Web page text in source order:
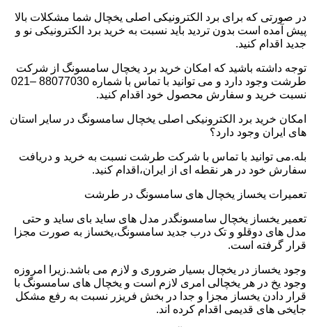
در صورتی که برای برد الکترونیکی اصلی یخچال شما مشکلات بالا
پیش آمده است بدون تردید باید نسبت به خرید برد الکترونیکی نو و
جدید اقدام کنید.
توجه داشته باشید که امکان خرید برد یخچال سامسونگ از شرکت
طرشت وجود دارد و می توانید با تماس با شماره 88077030 –021
نسبت خرید و سفارش محصول خود اقدام کنید.
امکان خرید برد الکترونیکی اصلی یخچال سامسونگ در سایر استان
های ایران وجود دارد؟
بله.می توانید با تماس با شرکت طرشت نسبت به خرید و دریافت
سفارش خود در هر نقطه ای از ایران،اقدام کنید.
تعمیرات یخساز یخچال های سامسونگ در طرشت
تعمیر یخساز یخچال سامسونگدر مدل های ساید بای ساید و حتی
مدل های دوقلو و تک درب جدید سامسونگ،یخساز به صورت مجزا
قرار گرفته است.
وجود یخساز در یخچال بسیار ضروری و لازم می باشد.زیرا امروزه
وجود یخ در هر یخچالی امری لازم است و یخچال های سامسونگ با
قرار دادن یخساز مجزا و جدا در بخش فریزر نسبت به رفع مشکل
جایخی های قدیمی اقدام کرده اند.